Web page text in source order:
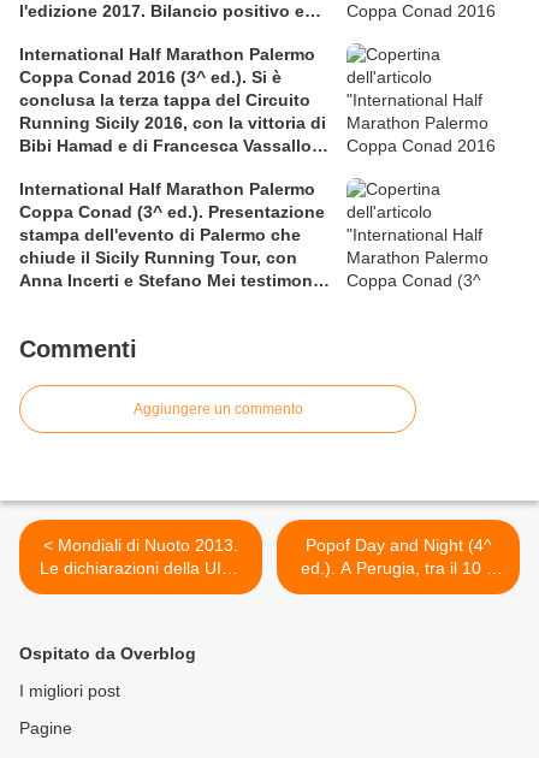
l'edizione 2017. Bilancio positivo e
maschile a squadre
International Half Marathon Palermo
Coppa Conad 2016 (3^ ed.). Si è
conclusa la terza tappa del Circuito
Running Sicily 2016, con la vittoria di
Bibi Hamad e di Francesca Vassallo
International Half Marathon Palermo
Coppa Conad (3^ ed.). Presentazione
stampa dell'evento di Palermo che
chiude il Sicily Running Tour, con
Anna Incerti e Stefano Mei testimonial
Commenti
Aggiungere un commento
< Mondiali di Nuoto 2013.
Le dichiarazioni della UISP
Bologna dopo l'Oro 25 km
Popof Day and Night (4^
ed.). A Perugia, tra il 10 e
l'11 agosto 2013, ritorna
Ospitato da Overblog
I migliori post
Pagine